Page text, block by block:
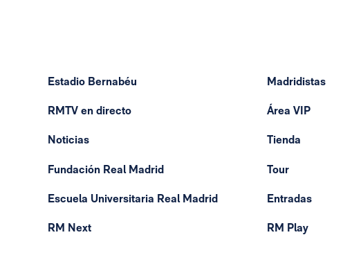
Estadio Bernabéu
RMTV en directo
Noticias
Fundación Real Madrid
Escuela Universitaria Real Madrid
RM Next
Madridistas
Área VIP
Tienda
Tour
Entradas
RM Play